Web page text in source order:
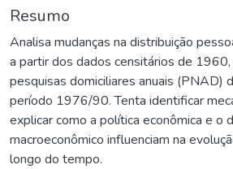
Resumo
Analisa mudanças na distribuição
a partir dos dados censitários de
pesquisas domiciliares anuais (PNAD)
período 1976/90. Tenta identificar
explicar como a política econômica e o
macroeconômico influenciam na
longo do tempo.